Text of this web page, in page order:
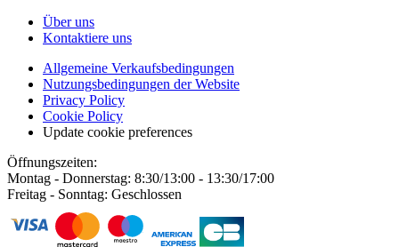
Über uns
Kontaktiere uns
Allgemeine Verkaufsbedingungen
Nutzungsbedingungen der Website
Privacy Policy
Cookie Policy
Update cookie preferences
Öffnungszeiten:
Montag - Donnerstag: 8:30/13:00 - 13:30/17:00
Freitag - Sonntag: Geschlossen